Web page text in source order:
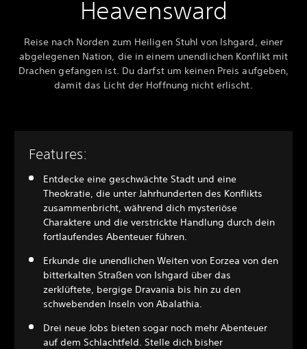
Heavensward
Reise nach Norden zum Heiligen Stuhl von Ishgard, einer
abgelegenen Nation, die in einem unendlichen Konflikt mit
Drachen gefangen ist. Du darfst um keinen Preis aufgeben,
damit das Licht der Hoffnung nicht erlischt.
Features:
Entdecke eine geschwächte Stadt und eine
Theokratie, die unter Jahrhunderten des Konflikts
zusammenbricht, während dich mysteriöse
Charaktere und die verstrickte Handlung durch dein
fortlaufendes Abenteuer führen.
Erkunde die unendlichen Weiten von Eorzea von den
bitterkalten Straßen von Ishgard über das
zerklüftete, bergige Dravania bis hin zu den
schwebenden Inseln von Abalathia.
Drei neue Jobs bieten sogar noch mehr Abenteuer
auf dem Schlachtfeld. Stelle dich bisher